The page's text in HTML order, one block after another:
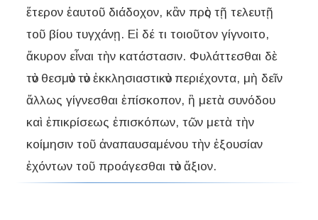
ἕτερον ἑαυτοῦ διάδοχον, κἂν πρὸς τῇ τελευτῇ
τοῦ βίου τυγχάνῃ. Εἰ δέ τι τοιοῦτον γίγνοιτο,
ἄκυρον εἶναι τὴν κατάστασιν. Φυλάττεσθαι δὲ
τὸν θεσμὸν τὸν ἐκκλησιαστικὸν περιέχοντα, μὴ δεῖν
ἄλλως γίγνεσθαι ἐπίσκοπον, ἢ μετὰ συνόδου
καὶ ἐπικρίσεως ἐπισκόπων, τῶν μετὰ τὴν
κοίμησιν τοῦ ἀναπαυσαμένου τὴν ἐξουσίαν